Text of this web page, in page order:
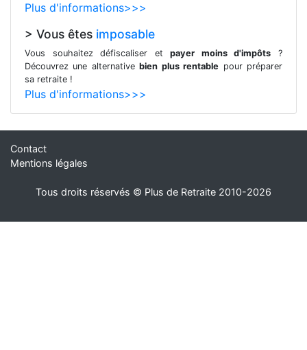
Plus d'informations>>>
> Vous êtes imposable
Vous souhaitez défiscaliser etpayer moins d'impôts ?
Découvrez une alternativebien plus rentable pour préparer
sa retraite !
Plus d'informations>>>
Contact
Mentions légales
Tous droits réservés © Plus de Retraite 2010-2026